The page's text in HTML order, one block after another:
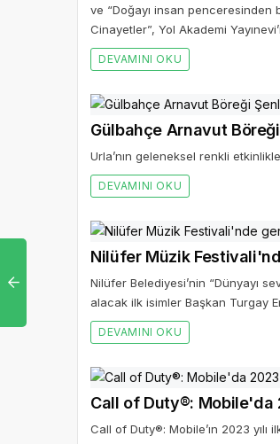
ve “Doğayı insan penceresinden
Cinayetler”, Yol Akademi
DEVAMINI OKU
Gülbahçe Arnavut
Urla’nın geleneksel renkli
DEVAMINI OKU
Nilüfer Müzik
Nilüfer Belediyesi’nin “Dünyayı
alacak ilk isimler Başkan Turgay
DEVAMINI OKU
Call of Duty®: Mobile'da
Call of Duty®: Mobile’ın 2023